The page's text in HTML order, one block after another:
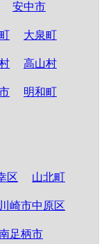
安中市
大泉町
高山村
明和町
区 山北町
川崎市中原区
足柄市